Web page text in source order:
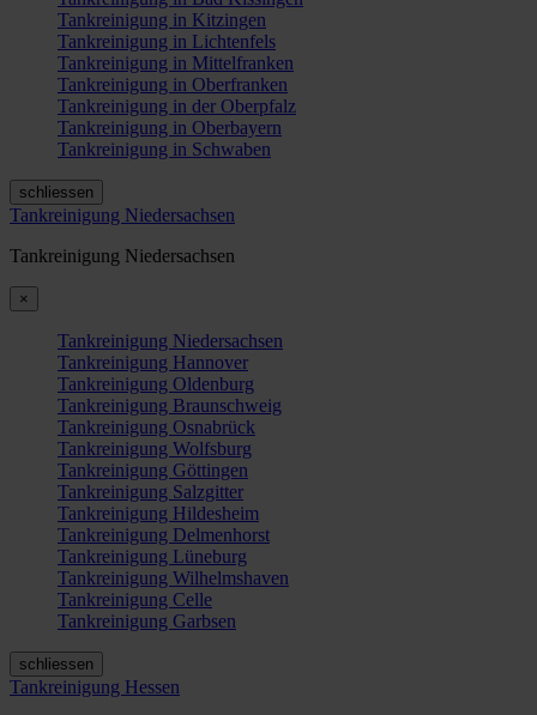
Tankreinigung in Kitzingen
Tankreinigung in Lichtenfels
Tankreinigung in Mittelfranken
Tankreinigung in Oberfranken
Tankreinigung in der Oberpfalz
Tankreinigung in Oberbayern
Tankreinigung in Schwaben
schliessen
Tankreinigung Niedersachsen
Tankreinigung Niedersachsen
×
Tankreinigung Niedersachsen
Tankreinigung Hannover
Tankreinigung Oldenburg
Tankreinigung Braunschweig
Tankreinigung Osnabrück
Tankreinigung Wolfsburg
Tankreinigung Göttingen
Tankreinigung Salzgitter
Tankreinigung Hildesheim
Tankreinigung Delmenhorst
Tankreinigung Lüneburg
Tankreinigung Wilhelmshaven
Tankreinigung Celle
Tankreinigung Garbsen
schliessen
Tankreinigung Hessen